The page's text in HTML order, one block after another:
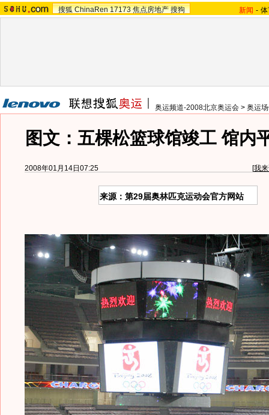
搜狐 ChinaRen 17173 焦点房地产 搜狗 新闻 -
奥运频道-2008北京奥运会 > 奥运
图文：五棵松篮球馆竣工 馆内
2008年01月14日07:25 [我
来源：第29届奥林匹克运动会官方网站